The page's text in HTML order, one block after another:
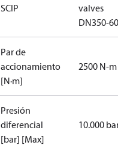
SCIP
valves
DN350-
Par de
accionamiento
[N·m]
2500 N-m
Presión
diferencial
[bar] [Max]
10.000